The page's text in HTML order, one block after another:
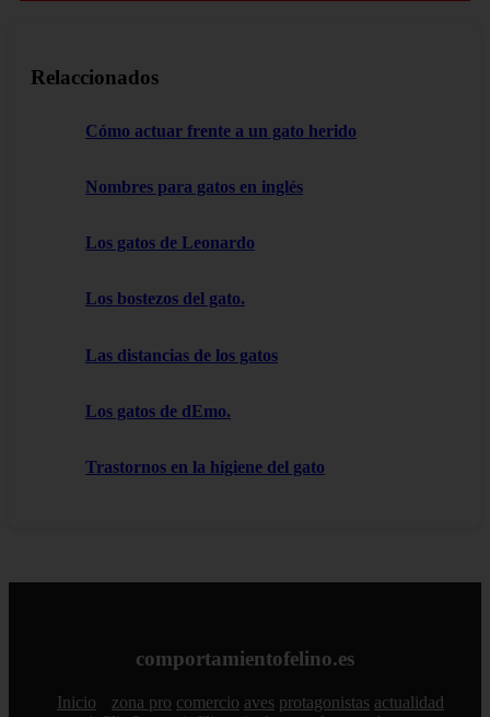
Relaccionados
Cómo actuar frente a un gato herido
Nombres para gatos en inglés
Los gatos de Leonardo
Los bostezos del gato.
Las distancias de los gatos
Los gatos de dEmo.
Trastornos en la higiene del gato
comportamientofelino.es
Inicio zona pro comercio aves protagonistas actualidad